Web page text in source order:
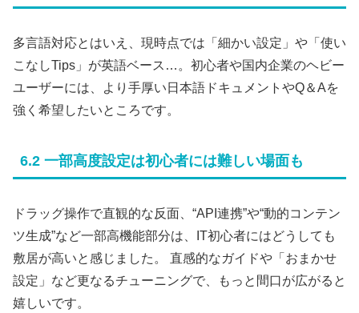
多言語対応とはいえ、現時点では「細かい設定」や「使い
こなしTips」が英語ベース…。初心者や国内企業のヘビー
ユーザーには、より手厚い日本語ドキュメントやQ＆Aを
強く希望したいところです。
6.2 一部高度設定は初心者には難しい場面も
ドラッグ操作で直観的な反面、“API連携”や“動的コンテン
ツ生成”など一部高機能部分は、IT初心者にはどうしても
敷居が高いと感じました。 直感的なガイドや「おまかせ
設定」など更なるチューニングで、もっと間口が広がると
嬉しいです。